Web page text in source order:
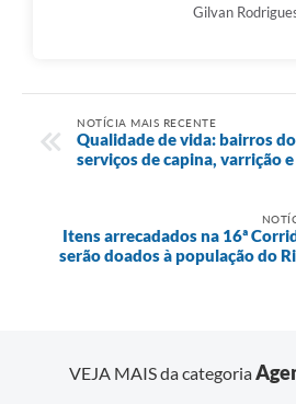
Gilvan
NOTÍCIA MAIS RECENTE
Qualidade de vida: bairros
serviços de capina, varrição
Itens arrecadados na 16ª
serão doados à população do
VEJA MAIS da categoria